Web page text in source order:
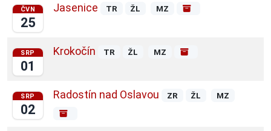
ČVN
25
Jasenice TR ŽL MZ
SRP
01
Krokočín TR ŽL MZ
SRP
02
Radostín nad Oslavou ZR ŽL MZ